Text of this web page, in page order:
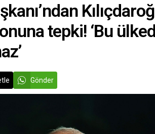
tepki! ‘Bu
Gönder